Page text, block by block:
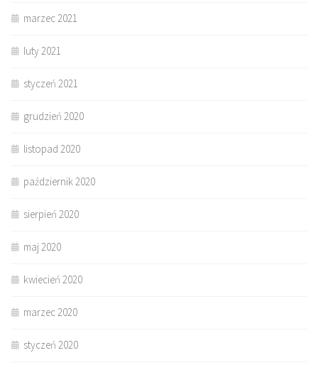
marzec 2021
luty 2021
styczeń 2021
grudzień 2020
listopad 2020
październik 2020
sierpień 2020
maj 2020
kwiecień 2020
marzec 2020
styczeń 2020